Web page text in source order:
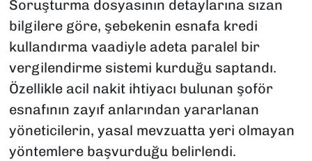
Soruşturma dosyasının detaylarına sızan
bilgilere göre, şebekenin esnafa kredi
kullandırma vaadiyle adeta paralel bir
vergilendirme sistemi kurduğu saptandı.
Özellikle acil nakit ihtiyacı bulunan şoför
esnafının zayıf anlarından yararlanan
yöneticilerin, yasal mevzuatta yeri olmayan
yöntemlere başvurduğu belirlendi.